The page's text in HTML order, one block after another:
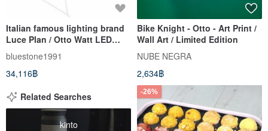
Italian famous lighting brand
Luce Plan / Otto Watt LED
reading light
bluestone1991
34,116฿
Bike Knight - Otto - Art Print /
Wall Art / Limited Edition
NUBE NEGRA
2,634฿
Related Searches
kinto
-26%